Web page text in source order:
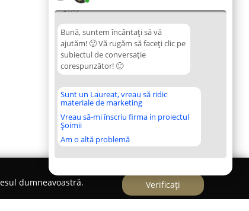
21:49
Bună, suntem încântați să vă
ajutăm! 🙂 Vă rugăm să faceți clic pe
subiectul de conversație
corespunzător! 🙂
Sunt un Laureat, vreau să ridic
materiale de marketing
Vreau să-mi înscriu firma in proiectul
Șoimii
Am o altă problemă
dumneavoastră.
Verificați